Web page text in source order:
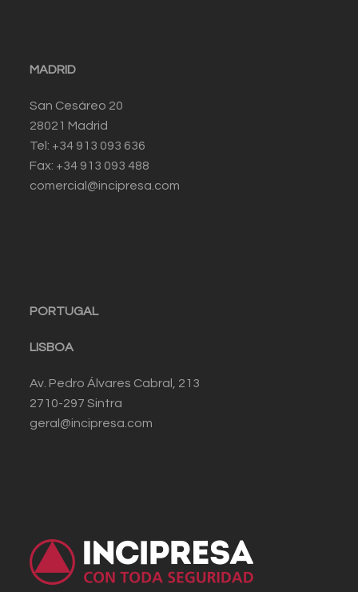
MADRID
San Cesáreo 20
28021 Madrid
Tel: +34 913 093 636
Fax: +34 913 093 488
comercial@incipresa.com
PORTUGAL
LISBOA
Av. Pedro Álvares Cabral, 213
2710-297 Sintra
geral@incipresa.com